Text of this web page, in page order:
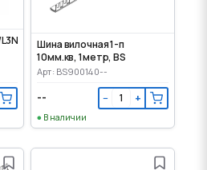
10мм.кв, 1 метр,
Шина вилочная 1-п
10мм.кв, 1метр, BS
Арт: BS900140--
-- − +
В наличии